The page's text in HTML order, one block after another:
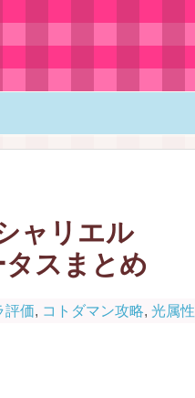
ャリエル
タスまとめ
評価, コトダマン攻略, 光属性